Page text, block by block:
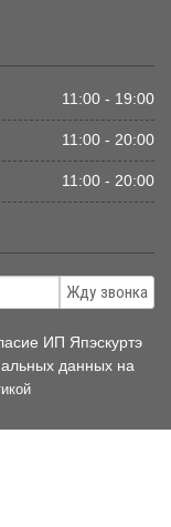
11:00 - 19:00
11:00 - 20:00
11:00 - 20:00
Жду звонка
ИП Япэскуртэ
данных на